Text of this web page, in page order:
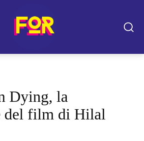
Dying, la
del film di Hilal